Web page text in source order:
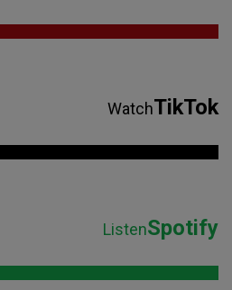
WatchTikTok
ListenSpotify